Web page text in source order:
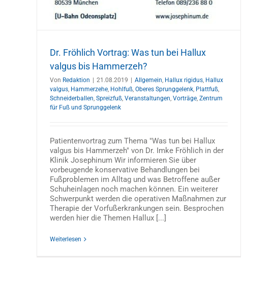
Dr. Fröhlich Vortrag: Was tun bei Hallux
valgus bis Hammerzeh?
Von Redaktion 21.08.2019 Allgemein, Hallux rigidus, Hallux
valgus, Hammerzehe, Hohlfuß, Oberes Sprunggelenk, Plattfuß,
Schneiderballen, Spreizfuß, Veranstaltungen, Vorträge, Zentrum
für Fuß und Sprunggelenk
Patientenvortrag zum Thema "Was tun bei Hallux
valgus bis Hammerzeh" von Dr. Imke Fröhlich in der
Klinik Josephinum Wir informieren Sie über
vorbeugende konservative Behandlungen bei
Fußproblemen im Alltag und was Betroffene außer
Schuheinlagen noch machen können. Ein weiterer
Schwerpunkt werden die operativen Maßnahmen zur
Therapie der Vorfußerkrankungen sein. Besprochen
werden hier die Themen Hallux [...]
Weiterlesen